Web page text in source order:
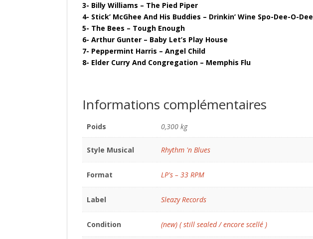
3- Billy Williams – The Pied Piper
4- Stick’ McGhee And His Buddies – Drinkin’ Wine Spo-Dee-O-Dee
5- The Bees – Tough Enough
6- Arthur Gunter – Baby Let’s Play House
7- Peppermint Harris – Angel Child
8- Elder Curry And Congregation – Memphis Flu
Informations complémentaires
Poids 0,300 kg
Style Musical Rhythm 'n Blues
Format LP's – 33 RPM
Label Sleazy Records
Condition (new) ( still sealed / encore scellé )